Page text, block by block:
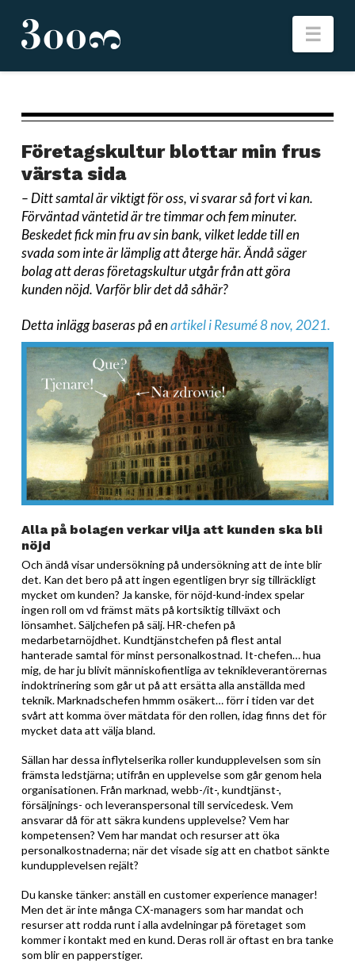
Företagskultur blottar min frus
värsta sida
– Ditt samtal är viktigt för oss, vi svarar så fort vi kan.
Förväntad väntetid är tre timmar och fem minuter.
Beskedet fick min fru av sin bank, vilket ledde till en
svada som inte är lämplig att återge här. Ändå säger
bolag att deras företagskultur utgår från att göra
kunden nöjd. Varför blir det då såhär?
Detta inlägg baseras på enartikel i Resumé 8 nov, 2021.
Alla på bolagen verkar vilja att kunden ska bli
nöjd
Och ändå visar undersökning på undersökning att de inte blir
det. Kan det bero på att ingen egentligen bryr sig tillräckligt
mycket om kunden? Ja kanske, för nöjd-kund-index spelar
ingen roll om vd främst mäts på kortsiktig tillväxt och
lönsamhet. Säljchefen på sälj. HR-chefen på
medarbetarnöjdhet. Kundtjänstchefen på flest antal
hanterade samtal för minst personalkostnad. It-chefen… hua
mig, de har ju blivit människofientliga av teknikleverantörernas
indoktrinering som går ut på att ersätta alla anställda med
teknik. Marknadschefen hmmm osäkert… förr i tiden var det
svårt att komma över mätdata för den rollen, idag finns det för
mycket data att välja bland.
Sällan har dessa inflytelserika roller kundupplevelsen som sin
främsta ledstjärna; utifrån en upplevelse som går genom hela
organisationen. Från marknad, webb-/it-, kundtjänst-,
försäljnings- och leveranspersonal till servicedesk. Vem
ansvarar då för att säkra kundens upplevelse? Vem har
kompetensen? Vem har mandat och resurser att öka
personalkostnaderna; när det visade sig att en chatbot sänkte
kundupplevelsen rejält?
Du kanske tänker: anställ en customer experience manager!
Men det är inte många CX-managers som har mandat och
resurser att rodda runt i alla avdelningar på företaget som
kommer i kontakt med en kund. Deras roll är oftast en bra tanke
som blir en papperstiger.